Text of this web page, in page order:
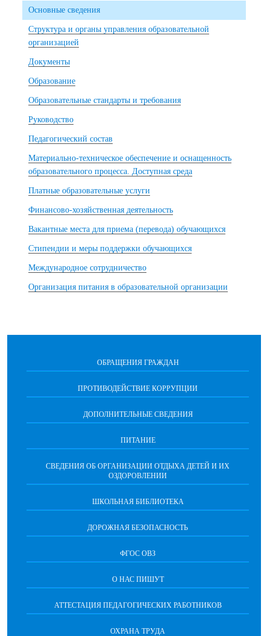
Основные сведения
Структура и органы управления образовательной
организацией
Документы
Образование
Образовательные стандарты и требования
Руководство
Педагогический состав
Материально-техническое обеспечение и оснащенность
образовательного процесса. Доступная среда
Платные образовательные услуги
Финансово-хозяйственная деятельность
Вакантные места для приема (перевода) обучающихся
Стипендии и меры поддержки обучающихся
Международное сотрудничество
Организация питания в образовательной организации
ОБРАЩЕНИЯ ГРАЖДАН
ПРОТИВОДЕЙСТВИЕ КОРРУПЦИИ
ДОПОЛНИТЕЛЬНЫЕ СВЕДЕНИЯ
ПИТАНИЕ
СВЕДЕНИЯ ОБ ОРГАНИЗАЦИИ ОТДЫХА ДЕТЕЙ И ИХ
ОЗДОРОВЛЕНИИ
ШКОЛЬНАЯ БИБЛИОТЕКА
ДОРОЖНАЯ БЕЗОПАСНОСТЬ
ФГОС ОВЗ
О НАС ПИШУТ
АТТЕСТАЦИЯ ПЕДАГОГИЧЕСКИХ РАБОТНИКОВ
ОХРАНА ТРУДА